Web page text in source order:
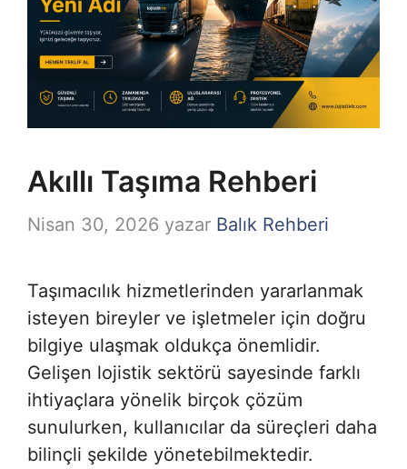
Akıllı Taşıma Rehberi
Nisan 30, 2026 yazar Balık Rehberi
Taşımacılık hizmetlerinden yararlanmak
isteyen bireyler ve işletmeler için doğru
bilgiye ulaşmak oldukça önemlidir.
Gelişen lojistik sektörü sayesinde farklı
ihtiyaçlara yönelik birçok çözüm
sunulurken, kullanıcılar da süreçleri daha
bilinçli şekilde yönetebilmektedir.